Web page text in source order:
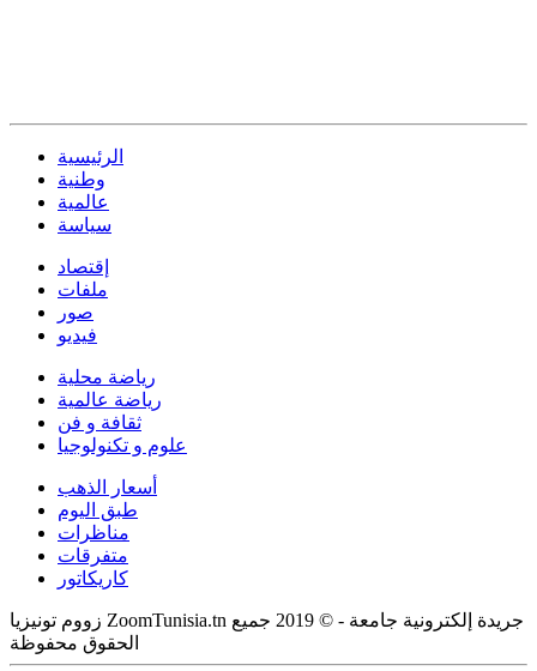
الرئيسية
وطنية
عالمية
سياسة
إقتصاد
ملفات
صور
فيديو
رياضة محلية
رياضة عالمية
ثقافة و فن
علوم و تكنولوجيا
أسعار الذهب
طبق اليوم
مناظرات
متفرقات
كاريكاتور
زووم تونيزيا ZoomTunisia.tn جريدة إلكترونية جامعة - © 2019 جميع
الحقوق محفوظة